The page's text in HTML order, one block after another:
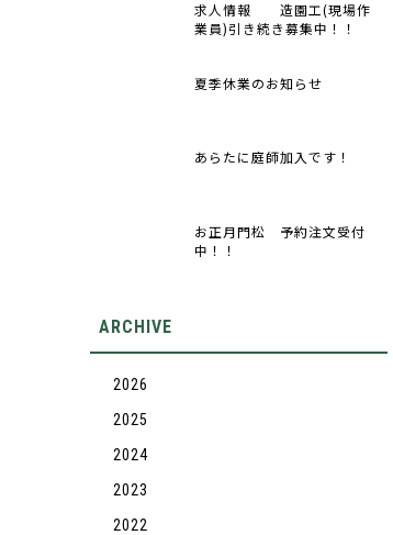
求人情報 造園工(現場作
業員)引き続き募集中！！
夏季休業のお知らせ
あらたに庭師加入です！
お正月門松 予約注文受付
中！！
ARCHIVE
2026
2025
2024
2023
2022